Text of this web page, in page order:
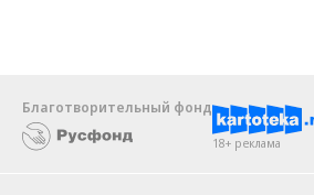
Благотворительный фонд
18+ реклама